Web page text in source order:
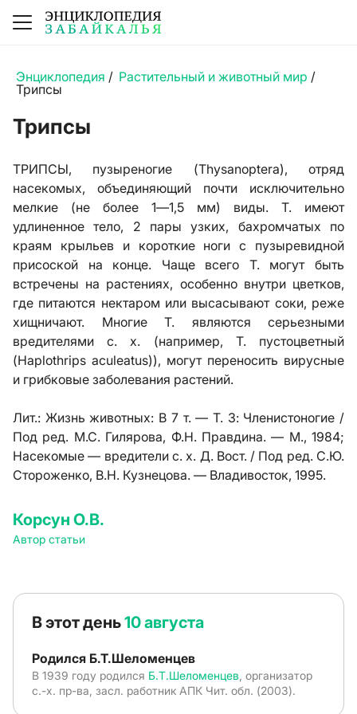
Энциклопедия / Растительный и животный мир /
Трипсы
Трипсы
ТРИПСЫ, пузыреногие (Thysanoptera), отряд
насекомых, объединяющий почти исключительно
мелкие (не более 1—1,5 мм) виды. Т. имеют
удлиненное тело, 2 пары узких, бахромчатых по
краям крыльев и короткие ноги с пузыревидной
присоской на конце. Чаще всего Т. могут быть
встречены на растениях, особенно внутри цветков,
где питаются нектаром или высасывают соки, реже
хищничают. Многие Т. являются серьезными
вредителями с. х. (например, Т. пустоцветный
(Haplothrips aculeatus)), могут переносить вирусные
и грибковые заболевания растений.
Лит.: Жизнь животных: В 7 т. — Т. 3: Членистоногие /
Под ред. М.С. Гилярова, Ф.Н. Правдина. — М., 1984;
Насекомые — вредители с. х. Д. Вост. / Под ред. С.Ю.
Стороженко, В.Н. Кузнецова. — Владивосток, 1995.
Корсун О.В.
Автор статьи
В этот день10 августа
Родился Б.Т.Шеломенцев
В 1939 году родился Б.Т.Шеломенцев , организатор
с.-х. пр-ва, засл. работник АПК Чит. обл. (2003).